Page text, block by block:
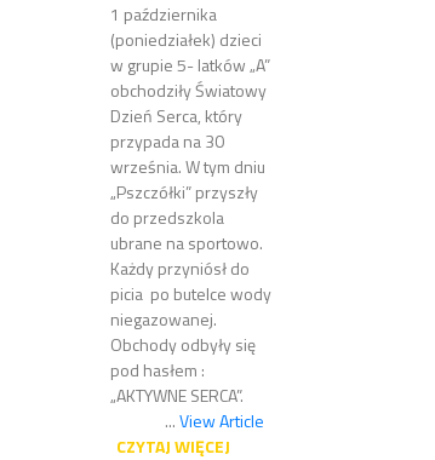
1 października
(poniedziałek) dzieci
w grupie 5- latków „A”
obchodziły Światowy
Dzień Serca, który
przypada na 30
września. W tym dniu
„Pszczółki” przyszły
do przedszkola
ubrane na sportowo.
Każdy przyniósł do
picia po butelce wody
niegazowanej.
Obchody odbyły się
pod hasłem :
„AKTYWNE SERCA”.
...View Article
CZYTAJ WIĘCEJ